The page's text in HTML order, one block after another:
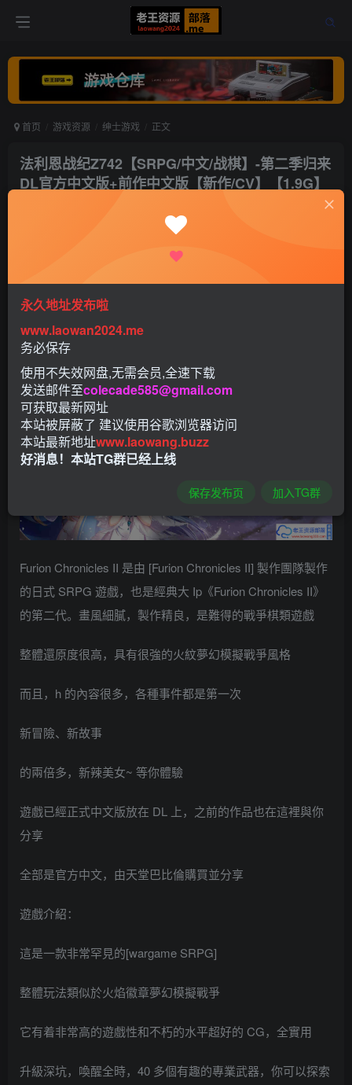
首页 游戏资源 绅士游戏 正文
法利恩战纪Z742【SRPG/中文/战棋】-第二季归来
DL官方中文版+前作中文版【新作/CV】【1.9G】
咳嗽，我想不起來了。《法瑞恩之戰》第二部即將出爐
Furion Chronicles II 是由 [Furion Chronicles II] 製作團隊製作
的日式 SRPG 遊戲，也是經典大 Ip《Furion Chronicles II》
的第二代。畫風細膩，製作精良，是難得的戰爭棋類遊戲
整體還原度很高，具有很強的火紋夢幻模擬戰爭風格
而且，h 的內容很多，各種事件都是第一次
新冒險、新故事
的兩倍多，新辣美女~ 等你體驗
遊戲已經正式中文版放在 DL 上，之前的作品也在這裡與你
分享
全部是官方中文，由天堂巴比倫購買並分享
遊戲介紹：
這是一款非常罕見的[wargame SRPG]
整體玩法類似於火焰徽章夢幻模擬戰爭
它有着非常高的遊戲性和不朽的水平超好的 CG，全實用
升級深坑，喚醒全時，40 多個有趣的專業武器，你可以探索
永久地址发布啦
www.laowan2024.me
务必保存
使用不失效网盘,无需会员,全速下载
发送邮件至colecade585@gmail.com
可获取最新网址
本站被屏蔽了 建议使用谷歌浏览器访问
本站最新地址www.laowang.buzz
好消息！本站TG群已经上线
保存发布页 加入TG群